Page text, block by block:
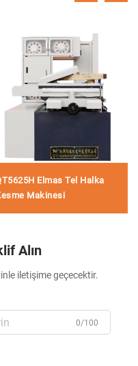
Elmas Tel Halka
Makinesi
Alın
iletişime geçecektir.
0/100